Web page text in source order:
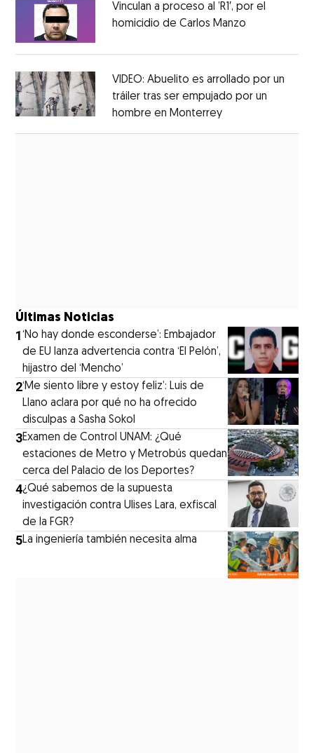
Opens in new window
Vinculan a proceso al ’R1′, por el
homicidio de Carlos Manzo
VIDEO: Abuelito es arrollado por un
tráiler tras ser empujado por un
hombre en MonterreyOpens in new
Últimas Noticias
1‘No hay donde esconderse’: Embajador
de EU lanza advertencia contra ‘El Pelón’,
hijastro del ‘Mencho’
2‘Me siento libre y estoy feliz’: Luis de
Llano aclara por qué no ha ofrecido
disculpas a Sasha Sokol
3Examen de Control UNAM: ¿Qué
estaciones de Metro y Metrobús quedan
cerca del Palacio de los Deportes?
4¿Qué sabemos de la supuesta
investigación contra Ulises Lara, exfiscal
de la FGR?
5La ingeniería también necesita alma